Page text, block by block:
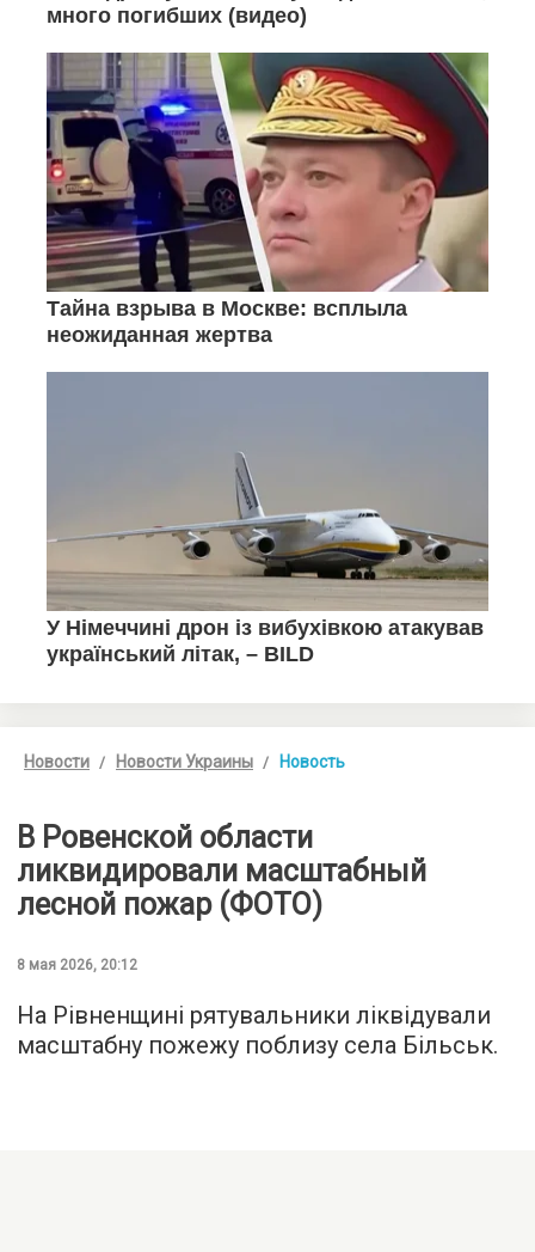
Новости Новости Украины Новость
В Ровенской области
ликвидировали масштабный
лесной пожар (ФОТО)
8 мая 2026, 20:12
На Рівненщині рятувальники ліквідували
масштабну пожежу поблизу села Більськ.